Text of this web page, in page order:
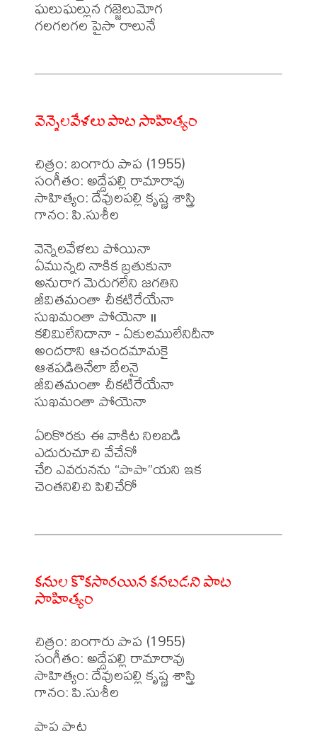
ఘలుఘల్లున గజ్జెలుమోగ
గలగలగల పైసా రాలునే
వెన్నెలవేళలు పాట సాహిత్యం
చిత్రం: బంగారు పాప (1955)
సంగీతం: అద్దేపల్లి రామారావు
సాహిత్యం: దేవులపల్లి కృష్ణ శాస్త్రి
గానం: పి.సుశీల
వెన్నెలవేళలు పోయినా
ఏమున్నది నాకిక బ్రతుకునా
అనురాగ మెరుగలేని జగతిని
జీవితమంతా చీకటిరేయేనా
సుఖమంతా పోయెనా ॥
కలిమిలేనిదానా - ఏకులములేనిదీనా
అందరాని ఆచందమామకై
ఆశపడితినేలా బేలనై
జీవితమంతా చీకటిరేయేనా
సుఖమంతా పోయెనా
ఏరికొరకు ఈ వాకిట నిలబడి
ఎదురుచూచి వేచేనో
చేరి ఎవరునను “పాపా”యని ఇక
చెంతనిలిచి పిలిచేరో
కనుల కొకసారయిన కనబడని పాట
సాహిత్యం
చిత్రం: బంగారు పాప (1955)
సంగీతం: అద్దేపల్లి రామారావు
సాహిత్యం: దేవులపల్లి కృష్ణ శాస్త్రి
గానం: పి.సుశీల
పాప పాట